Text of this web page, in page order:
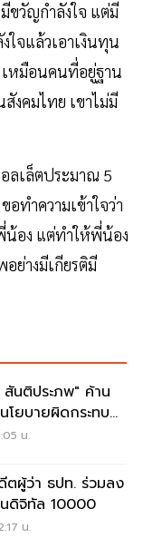
ขวัญกำลังใจ แต่มี
จแล้วเอาเงินทุน
เหมือนคนที่อยู่ฐาน
งคมไทย เขาไม่มี
ลเล็ตประมาณ 5
ทำความเข้าใจว่า
น้อง แต่ทำให้พี่น้อง
ย่างมีเกียรติมี
นติประภพ" ค้าน
โยบายผิดกระทบ
น.
ตผู้ว่า ธปท. ร่วมลง
ดิจิทัล 10000
น.